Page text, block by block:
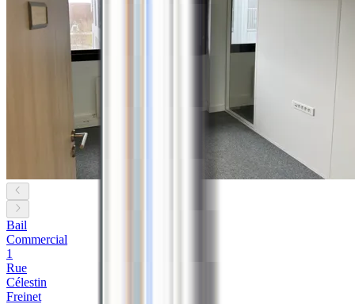
Bail
Commercial
1
Rue
Célestin
Freinet